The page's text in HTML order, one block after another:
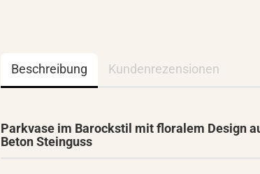
Beschreibung Kundenrezensionen
Parkvase im Barockstil mit floralem Design
Beton Steinguss